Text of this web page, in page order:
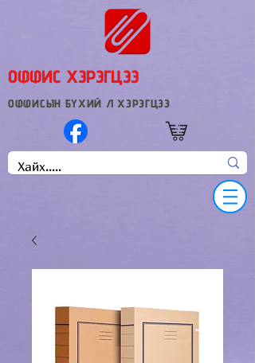
ОФФИС ХЭРЭГЦЭЭ
ОФФИСЫН БҮХИЙ Л ХЭРЭГЦЭЭ